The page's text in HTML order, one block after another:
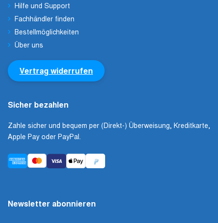
Hilfe und Support
Fachhändler finden
Bestellmöglichkeiten
Über uns
Vertrag widerrufen
Sicher bezahlen
Zahle sicher und bequem per (Direkt-) Überweisung, Kreditkarte,
Apple Pay oder PayPal.
Newsletter abonnieren